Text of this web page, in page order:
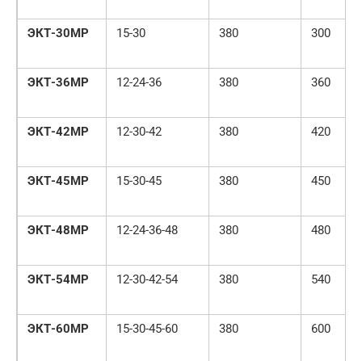
ЭКТ-30МР 15-30 380 300
ЭКТ-36МР 12-24-36 380 360
ЭКТ-42МР 12-30-42 380 420
ЭКТ-45МР 15-30-45 380 450
ЭКТ-48МР 12-24-36-48 380 480
ЭКТ-54МР 12-30-42-54 380 540
ЭКТ-60МР 15-30-45-60 380 600